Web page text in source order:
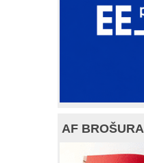
AF BROŠURA